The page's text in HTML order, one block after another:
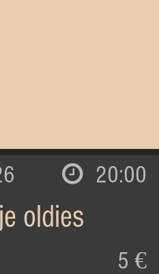
20:00
oldies
5 €